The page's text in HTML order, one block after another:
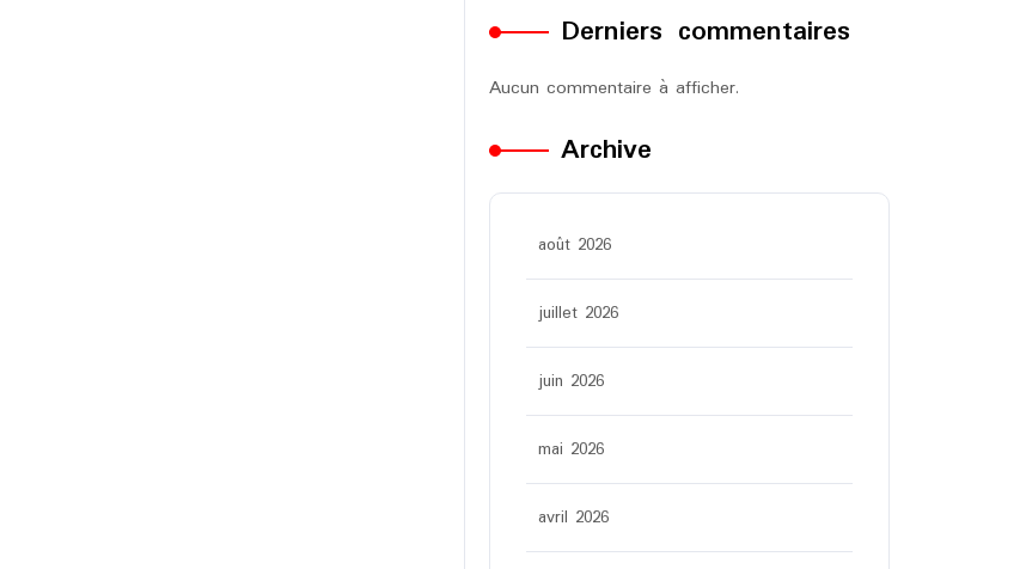
Derniers commentaires
Aucun commentaire à afficher.
Archive
août 2026
juillet 2026
juin 2026
mai 2026
avril 2026